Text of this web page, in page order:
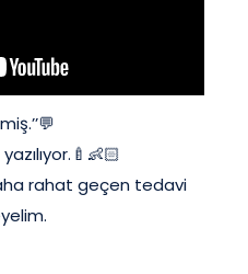
rahat geçen tedavi